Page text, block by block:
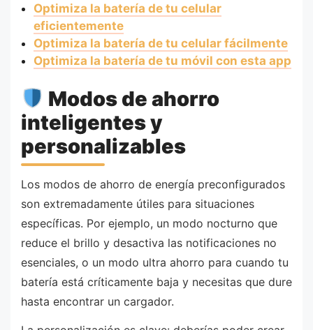
Optimiza la batería de tu celular
eficientemente
Optimiza la batería de tu celular fácilmente
Optimiza la batería de tu móvil con esta app
Modos de ahorro
inteligentes y
personalizables
Los modos de ahorro de energía preconfigurados
son extremadamente útiles para situaciones
específicas. Por ejemplo, un modo nocturno que
reduce el brillo y desactiva las notificaciones no
esenciales, o un modo ultra ahorro para cuando tu
batería está críticamente baja y necesitas que dure
hasta encontrar un cargador.